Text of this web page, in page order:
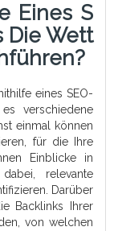
Eines S
Die Wett
eines SEO-
verschiedene
einmal können
für die Ihre
Einblicke in
relevante
Darüber
Backlinks Ihrer
von welchen